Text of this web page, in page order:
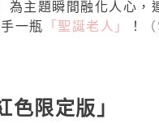
為主題瞬間融化人心，
一瓶 「聖誕老人」 ！
色限定版」